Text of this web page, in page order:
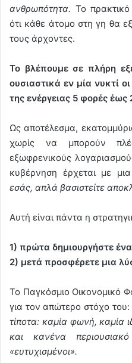
ανθρωπότητα. Το
ότι κάθε άτομο στη γη θα
τους άρχοντες.
Το βλέπουμε σε πλήρη
ουσιαστικά εν μία νυκτί
της ενέργειας 5 φορές έως
Ως αποτέλεσμα,
χωρίς να μπορούν
εξωφρενικούς
κυβέρνηση έρχεται με
εσάς, απλά βασιστείτε
Αυτή είναι πάντα η
1) πρώτα δημιουργήστε
2) μετά προσφέρετε μια
Το Παγκόσμιο Οικονομικό
για τον απώτερο στόχο
τίποτα: καμία φωνή, καμία
και κανένα
«ευτυχισμένοι».